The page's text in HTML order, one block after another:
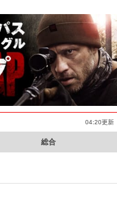
04:20更新
総合